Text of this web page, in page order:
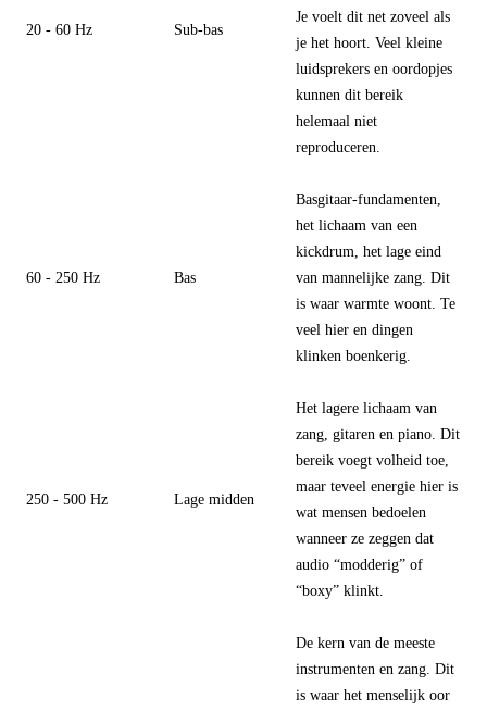
20 - 60 Hz Sub-bas
Je voelt dit net zoveel als
je het hoort. Veel kleine
luidsprekers en oordopjes
kunnen dit bereik
helemaal niet
reproduceren.
60 - 250 Hz Bas
Basgitaar-fundamenten,
het lichaam van een
kickdrum, het lage eind
van mannelijke zang. Dit
is waar warmte woont. Te
veel hier en dingen
klinken boenkerig.
250 - 500 Hz Lage midden
Het lagere lichaam van
zang, gitaren en piano. Dit
bereik voegt volheid toe,
maar teveel energie hier is
wat mensen bedoelen
wanneer ze zeggen dat
audio “modderig” of
“boxy” klinkt.
De kern van de meeste
instrumenten en zang. Dit
is waar het menselijk oor